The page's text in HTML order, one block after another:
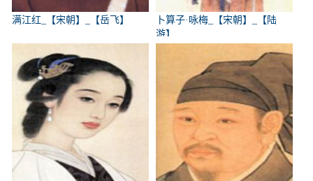
满江红_【宋朝】_【岳飞】
卜算子·咏梅_【宋朝】_【陆
游】